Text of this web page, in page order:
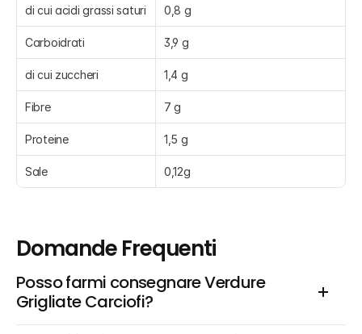
di cui acidi grassi saturi 0,8 g
Carboidrati 3,9 g
di cui zuccheri 1,4 g
Fibre 7 g
Proteine 1,5 g
Sale 0,12g
Domande Frequenti
Posso farmi consegnare Verdure
Grigliate Carciofi?